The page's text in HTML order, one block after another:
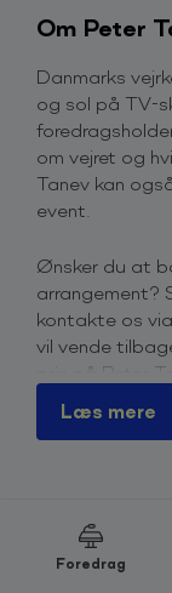
Om Peter
Danmarks
og sol på TV-
om vejret og
Tanev kan
event.
Ønsker du at
arrangement?
kontakte os
vil vende
pris på Peter
Derfor
Den globale
Læs mere
Foredrag